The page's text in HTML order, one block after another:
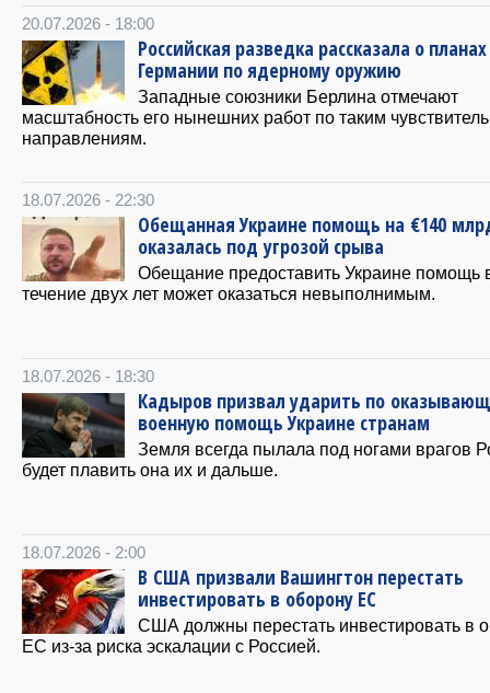
20.07.2026 - 18:00
Российская разведка рассказала о планах
Германии по ядерному оружию
Западные союзники Берлина отмечают
масштабность его нынешних работ по таким
направлениям.
18.07.2026 - 22:30
Обещанная Украине помощь на €140
оказалась под угрозой срыва
Обещание предоставить Украине помощь
течение двух лет может оказаться невыполнимым.
18.07.2026 - 18:30
Кадыров призвал ударить по
военную помощь Украине странам
Земля всегда пылала под ногами врагов
будет плавить она их и дальше.
18.07.2026 - 2:00
В США призвали Вашингтон перестать
инвестировать в оборону ЕС
США должны перестать инвестировать в
ЕС из-за риска эскалации с Россией.